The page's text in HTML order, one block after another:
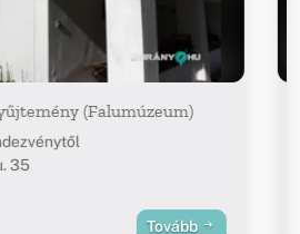
(Falumúzeum)
35
Tovább